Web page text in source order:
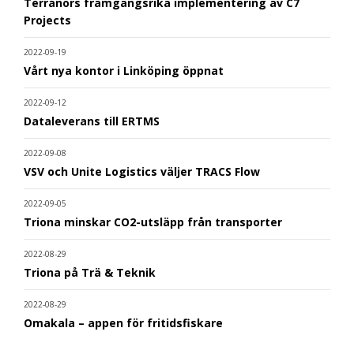
Projects
2022-09-19
Vårt nya kontor i Linköping öppnat
2022-09-12
Dataleverans till ERTMS
2022-09-08
VSV och Unite Logistics väljer TRACS Flow
2022-09-05
Triona minskar CO2-utsläpp från transporter
2022-08-29
Triona på Trä & Teknik
2022-08-29
Omakala – appen för fritidsfiskare